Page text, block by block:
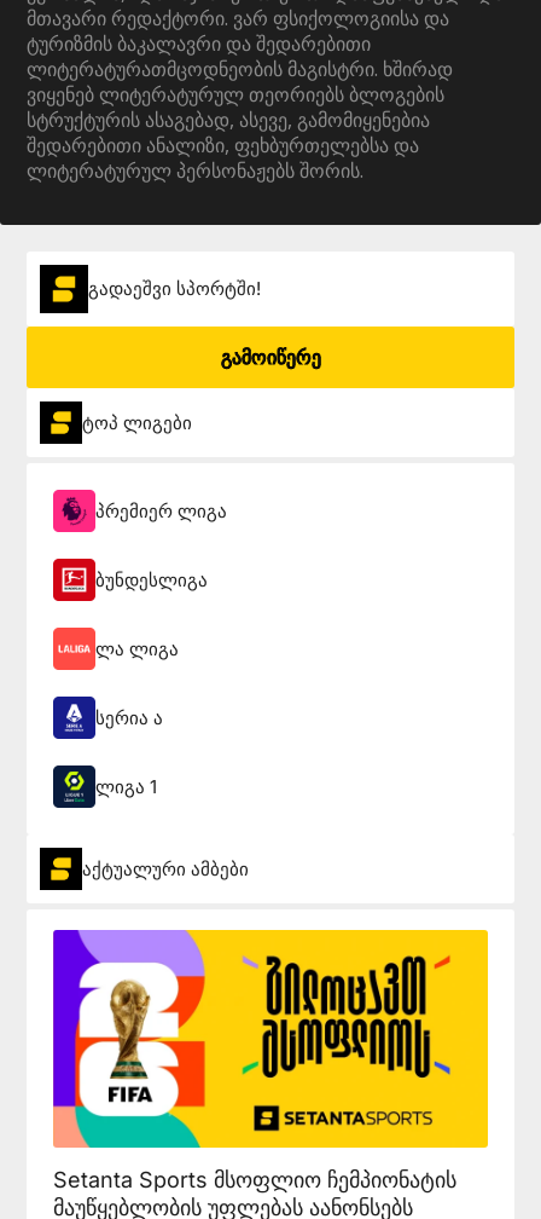
მთავარი რედაქტორი. ვარ ფსიქოლოგიისა და
ტურიზმის ბაკალავრი და შედარებითი
ლიტერატურათმცოდნეობის მაგისტრი. ხშირად
ვიყენებ ლიტერატურულ თეორიებს ბლოგების
სტრუქტურის ასაგებად, ასევე, გამომიყენებია
შედარებითი ანალიზი, ფეხბურთელებსა და
ლიტერატურულ პერსონაჟებს შორის.
გადაეშვი სპორტში!
გამოიწერე
ტოპ ლიგები
პრემიერ ლიგა
ბუნდესლიგა
ლა ლიგა
სერია ა
ლიგა 1
აქტუალური ამბები
Setanta Sports მსოფლიო ჩემპიონატის
მაუწყებლობის უფლებას აანონსებს